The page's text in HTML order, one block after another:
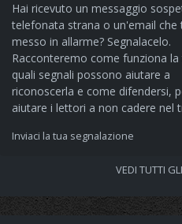
Hai ricevuto un messaggio
telefonata strana o un'email che
messo in allarme? Segnalacelo.
Racconteremo come funziona
quali segnali possono aiutare a
riconoscerla e come difendersi,
aiutare i lettori a non cadere nel
Inviaci la tua segnalazione
VEDI TUTTI